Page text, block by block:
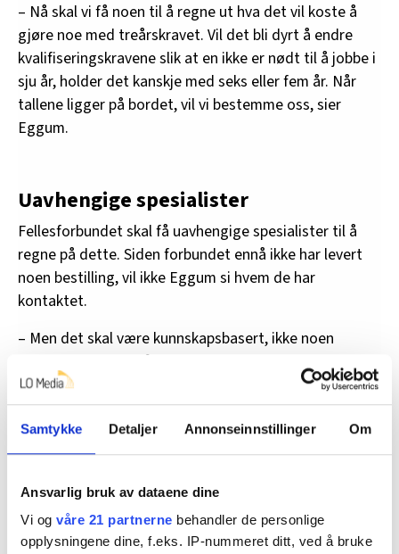
Samtykke Detaljer Annonseinnstillinger Om
Ansvarlig bruk av dataene dine
Vi og våre 21 partnerne behandler de personlige
opplysningene dine, f.eks. IP-nummeret ditt, ved å bruke
– Nå skal vi få noen til å regne ut hva det vil koste å
gjøre noe med treårskravet. Vil det bli dyrt å endre
kvalifiseringskravene slik at en ikke er nødt til å jobbe i
sju år, holder det kanskje med seks eller fem år. Når
tallene ligger på bordet, vil vi bestemme oss, sier
Eggum.
Uavhengige spesialister
Fellesforbundet skal få uavhengige spesialister til å
regne på dette. Siden forbundet ennå ikke har levert
noen bestilling, vil ikke Eggum si hvem de har
kontaktet.
– Men det skal være kunnskapsbasert, ikke noen
svogerforskning, slår forbundslederen fast.
Utvalget som skal jobbe med AFP i forbundet, skal
ledes av Eggum.
– Jeg vil gjerne ha hånd om dette selv, sier han.
Høy og mørk